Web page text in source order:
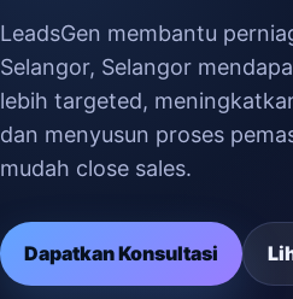
LeadsGen membantu
Selangor, Selangor
lebih targeted,
dan menyusun proses
mudah close sales.
Dapatkan Konsultasi